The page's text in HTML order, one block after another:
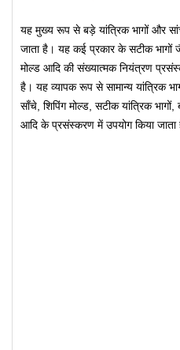
यह मुख्य रूप से बड़े यांत्रिक भागों और
जाता है। यह कई प्रकार के सटीक भागों
मोल्ड आदि की संख्यात्मक नियंत्रण
है। यह व्यापक रूप से सामान्य यांत्रिक
साँचे, शिपिंग मोल्ड, सटीक यांत्रिक
आदि के प्रसंस्करण में उपयोग किया जाता